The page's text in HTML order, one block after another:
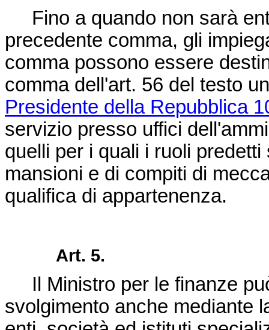
Fino a quando non sarà
precedente comma, gli
comma possono essere
comma dell'art. 56 del testo
Presidente della Repubblica
servizio presso uffici
quelli per i quali i ruoli
mansioni e di compiti di
qualifica di appartenenza.
Art. 5.
Il Ministro per le finanze
svolgimento anche mediante